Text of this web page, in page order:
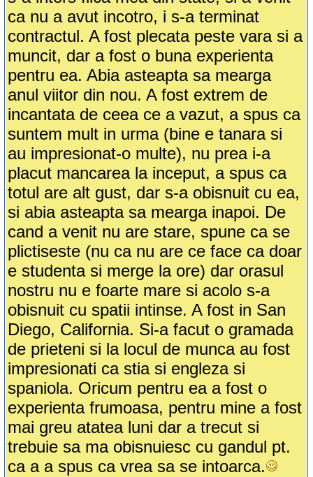
ca nu a avut incotro, i s-a terminat
contractul. A fost plecata peste vara si a
muncit, dar a fost o buna experienta
pentru ea. Abia asteapta sa mearga
anul viitor din nou. A fost extrem de
incantata de ceea ce a vazut, a spus ca
suntem mult in urma (bine e tanara si
au impresionat-o multe), nu prea i-a
placut mancarea la inceput, a spus ca
totul are alt gust, dar s-a obisnuit cu ea,
si abia asteapta sa mearga inapoi. De
cand a venit nu are stare, spune ca se
plictiseste (nu ca nu are ce face ca doar
e studenta si merge la ore) dar orasul
nostru nu e foarte mare si acolo s-a
obisnuit cu spatii intinse. A fost in San
Diego, California. Si-a facut o gramada
de prieteni si la locul de munca au fost
impresionati ca stia si engleza si
spaniola. Oricum pentru ea a fost o
experienta frumoasa, pentru mine a fost
mai greu atatea luni dar a trecut si
trebuie sa ma obisnuiesc cu gandul pt.
ca a a spus ca vrea sa se intoarca.